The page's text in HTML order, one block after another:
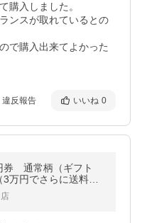
購入しました。
ンスが取れているとの
で購入出来てよかった
違反報告 いいね 0
券 通常柄（ギフト
万円でさらに送料割